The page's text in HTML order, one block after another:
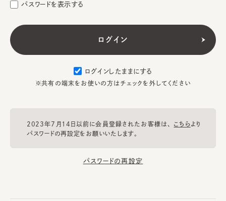
パスワードを表示する
ログインしたままにする
※共有の端末をお使いの方はチェックを外してください
2023年7月14日以前に会員登録されたお客様は、 こちらより
パスワードの再設定をお願いいたします。
パスワードの再設定